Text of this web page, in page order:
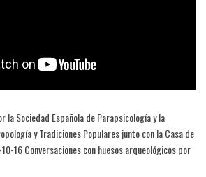
la Sociedad Española de Parapsicología y la
y Tradiciones Populares junto con la Casa de
16 Conversaciones con huesos arqueológicos por